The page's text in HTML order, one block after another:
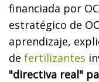
financiada por
estratégico de
aprendizaje,
de fertilizantes
"directiva real"